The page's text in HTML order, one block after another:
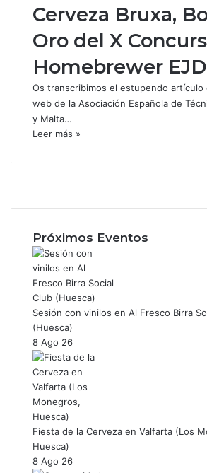
Cerveza Bruxa,
Oro del X
Homebrewer
Os transcribimos el estupendo artículo
web de la Asociación Española de
y Malta…
Leer más »
Próximos Eventos
Sesión con vinilos en Al Fresco Birra
(Huesca)
8 Ago 26
Fiesta de la Cerveza en Valfarta (Los
Huesca)
8 Ago 26